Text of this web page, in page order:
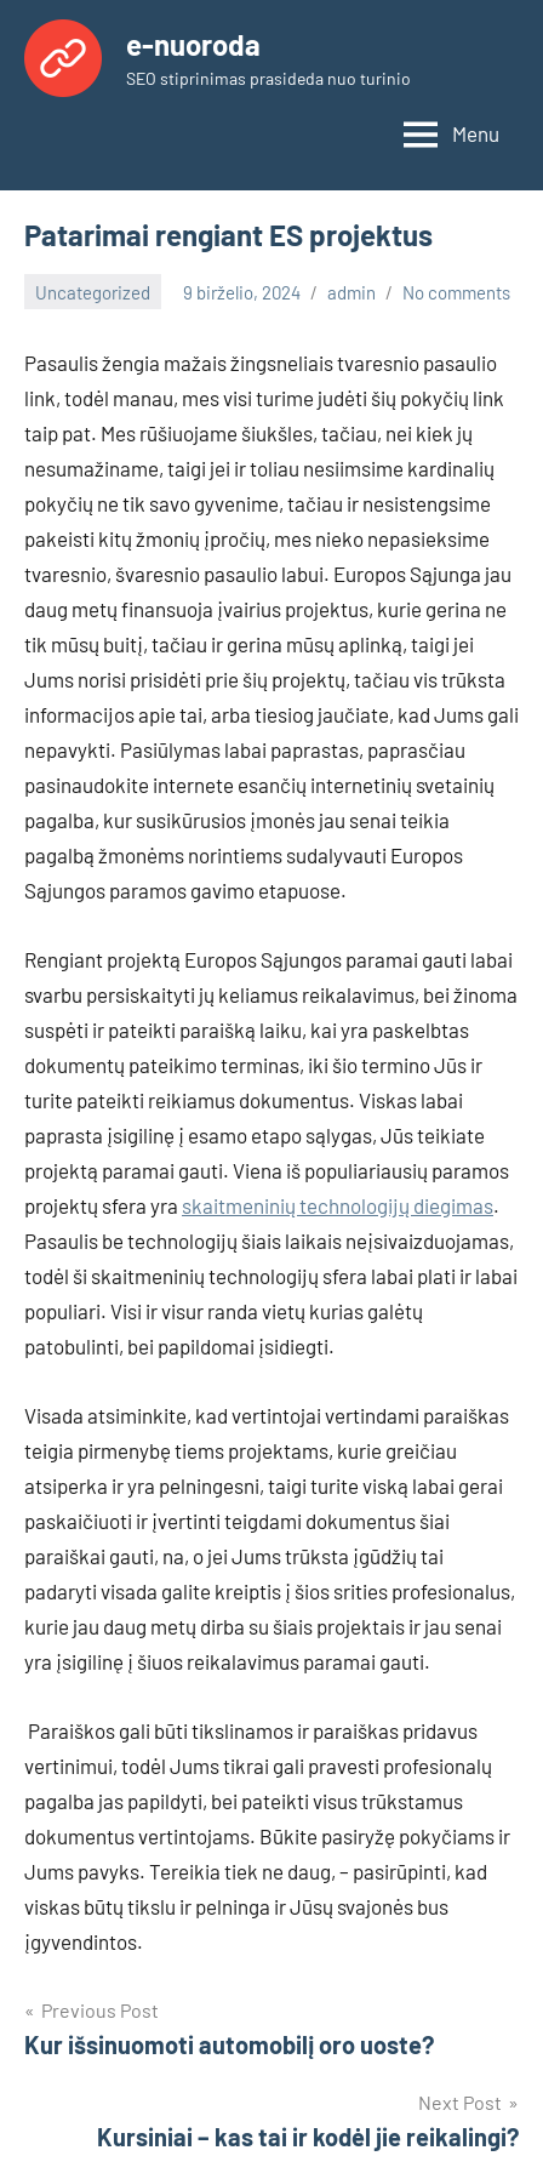
content
e-nuoroda
SEO stiprinimas prasideda nuo turinio
Menu
Patarimai rengiant ES projektus
Uncategorized 9 birželio, 2024 admin No comments
Pasaulis žengia mažais žingsneliais tvaresnio pasaulio
link, todėl manau, mes visi turime judėti šių pokyčių link
taip pat. Mes rūšiuojame šiukšles, tačiau, nei kiek jų
nesumažiname, taigi jei ir toliau nesiimsime kardinalių
pokyčių ne tik savo gyvenime, tačiau ir nesistengsime
pakeisti kitų žmonių įpročių, mes nieko nepasieksime
tvaresnio, švaresnio pasaulio labui. Europos Sąjunga jau
daug metų finansuoja įvairius projektus, kurie gerina ne
tik mūsų buitį, tačiau ir gerina mūsų aplinką, taigi jei
Jums norisi prisidėti prie šių projektų, tačiau vis trūksta
informacijos apie tai, arba tiesiog jaučiate, kad Jums gali
nepavykti. Pasiūlymas labai paprastas, paprasčiau
pasinaudokite internete esančių internetinių svetainių
pagalba, kur susikūrusios įmonės jau senai teikia
pagalbą žmonėms norintiems sudalyvauti Europos
Sąjungos paramos gavimo etapuose.
Rengiant projektą Europos Sąjungos paramai gauti labai
svarbu persiskaityti jų keliamus reikalavimus, bei žinoma
suspėti ir pateikti paraišką laiku, kai yra paskelbtas
dokumentų pateikimo terminas, iki šio termino Jūs ir
turite pateikti reikiamus dokumentus. Viskas labai
paprasta įsigilinę į esamo etapo sąlygas, Jūs teikiate
projektą paramai gauti. Viena iš populiariausių paramos
projektų sfera yra skaitmeninių technologijų diegimas.
Pasaulis be technologijų šiais laikais neįsivaizduojamas,
todėl ši skaitmeninių technologijų sfera labai plati ir labai
populiari. Visi ir visur randa vietų kurias galėtų
patobulinti, bei papildomai įsidiegti.
Visada atsiminkite, kad vertintojai vertindami paraiškas
teigia pirmenybę tiems projektams, kurie greičiau
atsiperka ir yra pelningesni, taigi turite viską labai gerai
paskaičiuoti ir įvertinti teigdami dokumentus šiai
paraiškai gauti, na, o jei Jums trūksta įgūdžių tai
padaryti visada galite kreiptis į šios srities profesionalus,
kurie jau daug metų dirba su šiais projektais ir jau senai
yra įsigilinę į šiuos reikalavimus paramai gauti.
Paraiškos gali būti tikslinamos ir paraiškas pridavus
vertinimui, todėl Jums tikrai gali pravesti profesionalų
pagalba jas papildyti, bei pateikti visus trūkstamus
dokumentus vertintojams. Būkite pasiryžę pokyčiams ir
Jums pavyks. Tereikia tiek ne daug, – pasirūpinti, kad
viskas būtų tikslu ir pelninga ir Jūsų svajonės bus
įgyvendintos.
Navigacija
tarp
Previous Post
Kur išsinuomoti automobilį oro uoste?
Next Post
Kursiniai – kas tai ir kodėl jie reikalingi?